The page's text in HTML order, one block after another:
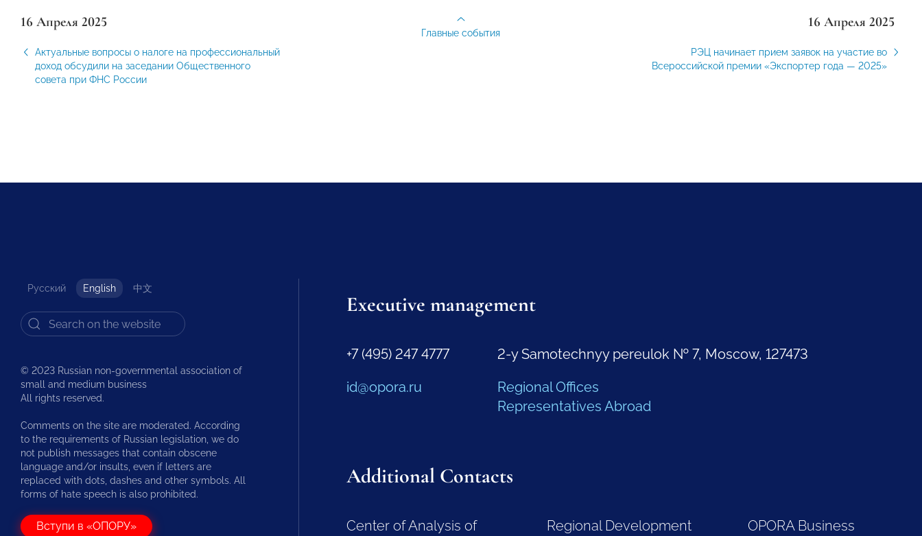
16 Апреля 2025
Актуальные вопросы о налоге на профессиональный
доход обсудили на заседании Общественного
совета при ФНС России
16 Апреля 2025
РЭЦ начинает прием заявок на участие во
Всероссийской премии «Экспортер года — 2025»
Главные события
Русский English 中文
© 2023 Russian non-governmental association of
small and medium business
All rights reserved.
Comments on the site are moderated. According
to the requirements of Russian legislation, we do
not publish messages that contain obscene
language and/or insults, even if letters are
replaced with dots, dashes and other symbols. All
forms of hate speech is also prohibited.
Вступи в «ОПОРУ»
Executive management
+7 (495) 247 4777
id@opora.ru
2-y Samotechnyy pereulok № 7, Moscow, 127473
Regional Offices
Representatives Abroad
Additional Contacts
Center of Analysis of Regional Development OPORA Business